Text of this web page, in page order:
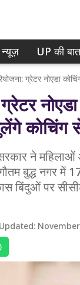
न्यूज़ UP की बात
कोचिंग
ने
बुद्ध नगर में
बिंदुओं पर
Updated: